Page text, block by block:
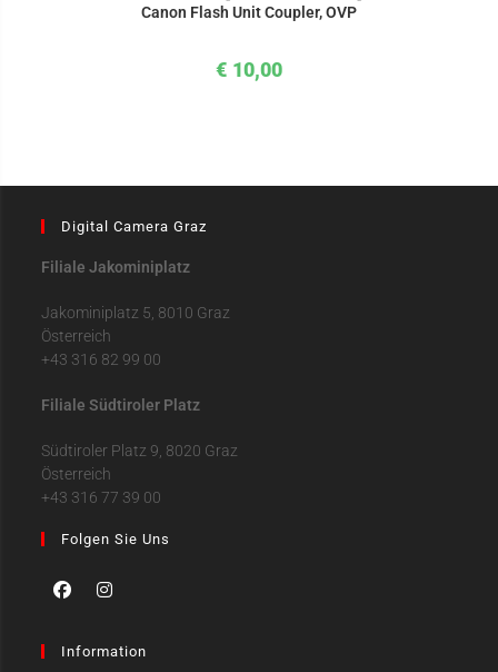
Canon Flash Unit Coupler, OVP
€ 10,00
Digital Camera Graz
Filiale Jakominiplatz
Jakominiplatz 5, 8010 Graz
Österreich
+43 316 82 99 00
Filiale Südtiroler Platz
Südtiroler Platz 9, 8020 Graz
Österreich
+43 316 77 39 00
Folgen Sie Uns
Information